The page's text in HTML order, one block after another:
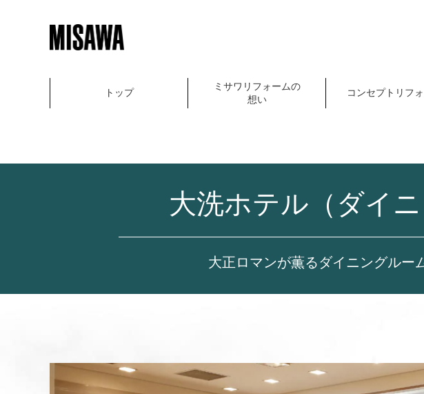
トップ
ミサワリフォームの
想い
コンセプトリフ
大洗ホテル（ダイ
大正ロマンが薫るダイニングルー